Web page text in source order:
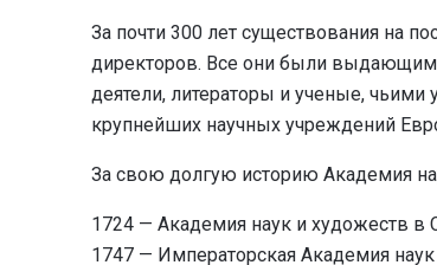
За почти 300 лет существования на
директоров. Все они были
деятели, литераторы и ученые,
крупнейших научных учреждений
За свою долгую историю Академия
1724 — Академия наук и художеств в
1747 — Императорская Академия